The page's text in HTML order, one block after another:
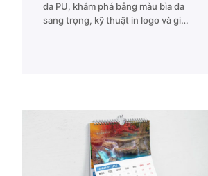
da PU, khám phá bảng màu bìa da
sang trọng, kỹ thuật in logo và giải